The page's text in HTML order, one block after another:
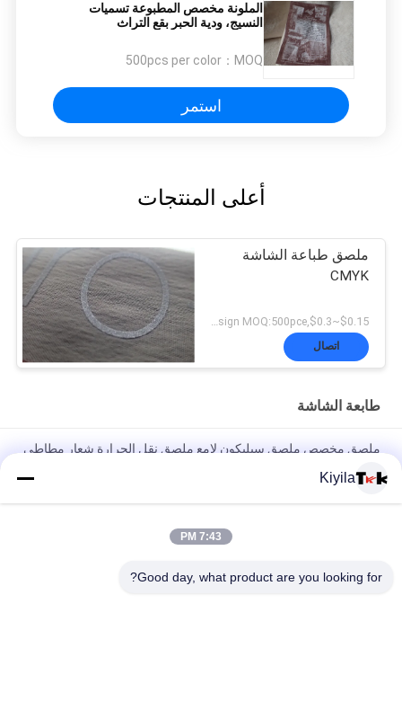
الملونة مخصص المطبوعة تسميات
النسيج، ودية الحبر بقع التراث
MOQ：
500pcs per color
استمر
أعلى المنتجات
ملصق طباعة الشاشة
CMYK
$0.15~$0.3,according design MOQ:500pce لكل
اتصال
طابعة الشاشة
ملصق مخصص ملصق سيليكون لامع ملصق نقل الحرارة شعار مطاطي
شعار العلامة التجارية المخصصة العلامة التجارية للبيع علامة الملابس
لتسميات الملابس
Kiyila
7:43 PM
Good day, what product are you looking for?